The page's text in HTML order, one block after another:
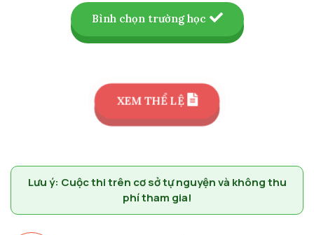
Bình chọn trường học
XEM THỂ LỆ
Lưu ý: Cuộc thi trên cơ sở tự nguyện và không thu
phí tham gia!